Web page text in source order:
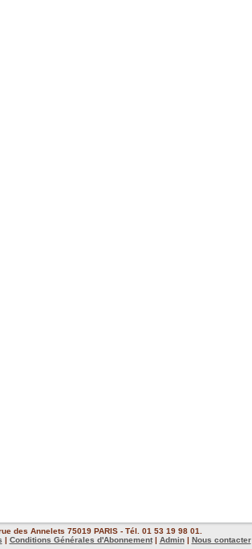
des Annelets 75019 PARIS - Tél. 01 53 19 98 01.
| Conditions Générales d'Abonnement| Admin| Nous contacter